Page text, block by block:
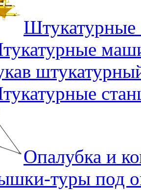
Штукатурные
Опалубка и
туры под